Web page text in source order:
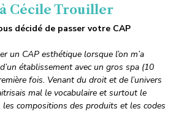
Cécile Trouiller
décidé de passer votre CAP
un CAP esthétique lorsque l’on m’a
établissement avec un gros spa (10
fois. Venant du droit et de l’univers
mal le vocabulaire et surtout le
les compositions des produits et les codes